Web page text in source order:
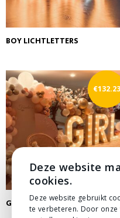
BOY LICHTLETTERS
GIRL LICHTLETTERS
€132.23
Deze website
cookies.
Deze website gebruikt
te verbeteren. Door